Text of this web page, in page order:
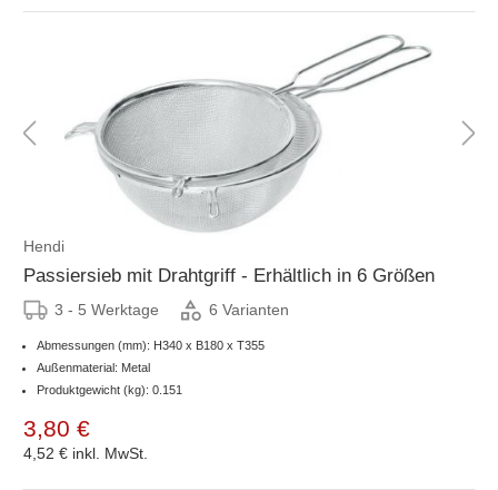
Hendi
Passiersieb mit Drahtgriff - Erhältlich in 6 Größen
3 - 5 Werktage 6 Varianten
Abmessungen (mm): H340 x B180 x T355
Außenmaterial: Metal
Produktgewicht (kg): 0.151
3,80 €
4,52 € inkl. MwSt.